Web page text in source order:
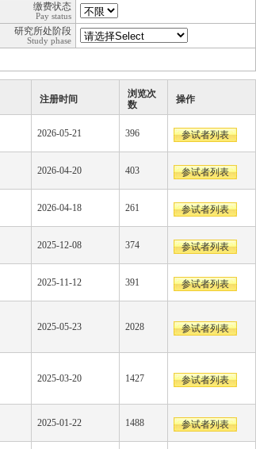
缴费状态
Pay status
研究所处阶段
Study phase
注册时间
浏览次
数
操作
2026-05-21 396 参试者列表
2026-04-20 403 参试者列表
2026-04-18 261 参试者列表
2025-12-08 374 参试者列表
2025-11-12 391 参试者列表
2025-05-23 2028 参试者列表
2025-03-20 1427 参试者列表
2025-01-22 1488 参试者列表